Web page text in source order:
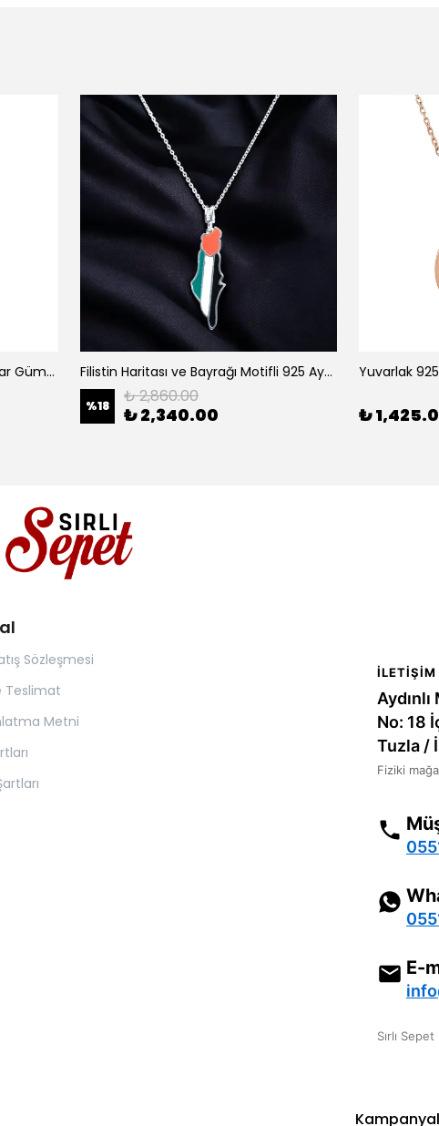
Zirkon Taşlı Damla Form 925 Ayar Gümüş Nazar Duası Kadın Kolye Filistin Haritası ve Bayrağı Motifli 925 Ayar Gümüş Kolye
%18 ₺ 2,860.00
₺ 2,340.00 ₺
Sözleşmesi
Teslimat
Metni
İLETIŞIM
No: 18
Tuzla /
Fiziki
E-
Sırlı